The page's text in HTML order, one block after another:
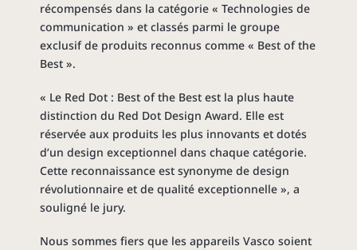
récompensés dans la catégorie « Technologies de
communication » et classés parmi le groupe
exclusif de produits reconnus comme « Best of the
Best ».
« Le Red Dot : Best of the Best est la plus haute
distinction du Red Dot Design Award. Elle est
réservée aux produits les plus innovants et dotés
d’un design exceptionnel dans chaque catégorie.
Cette reconnaissance est synonyme de design
révolutionnaire et de qualité exceptionnelle », a
souligné le jury.
Nous sommes fiers que les appareils Vasco soient